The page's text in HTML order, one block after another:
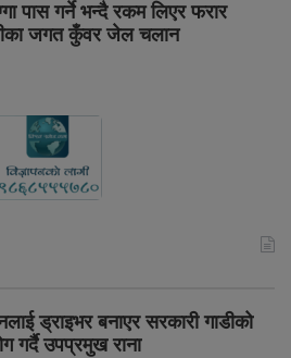
पास गर्ने भन्दै रकम लिएर फरार
जगत कुँवर जेल चलान
ड्राइभर बनाएर सरकारी गाडीको
गर्दै उपप्रमुख राना